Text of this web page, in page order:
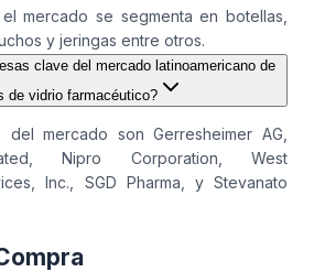
mercado se segmenta en botellas,
y jeringas entre otros.
clave del mercado latinoamericano de
de vidrio farmacéutico?
del mercado son Gerresheimer AG,
Nipro Corporation, West
Inc., SGD Pharma, y Stevanato